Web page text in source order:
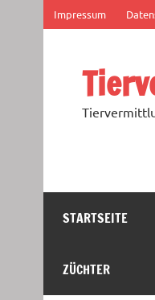
springen
Impressum
STARTSEITE
ZÜCHTER